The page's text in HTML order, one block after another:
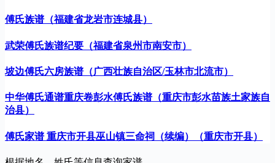
傅氏族谱（福建省龙岩市连城县）
武荣傅氏族谱纪要（福建省泉州市南安市）
坡边傅氏六房族谱（广西壮族自治区/玉林市北流市）
中华傅氏通谱重庆卷彭水傅氏族谱（重庆市彭水苗族土家族自
治县）
傅氏家谱 重庆市开县巫山镇三命祠（续编）（重庆市开县）